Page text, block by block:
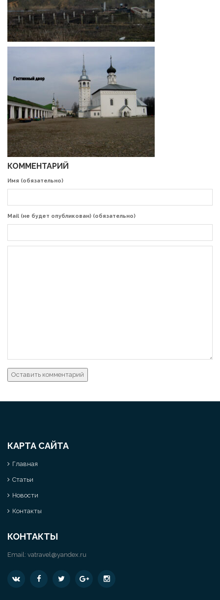
КОММЕНТАРИЙ
Имя (обязательно)
Mail (не будет опубликован) (обязательно)
КАРТА САЙТА
Главная
Статьи
Новости
Контакты
КОНТАКТЫ
Email: vatravel@yandex.ru